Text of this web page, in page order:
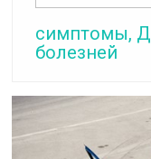
симптомы,
болезней